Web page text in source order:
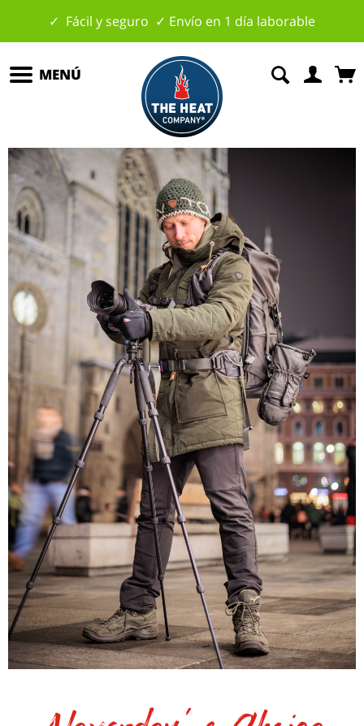
✓ Fácil y seguro ✓ Envío en 1 día laborable
MENÚ